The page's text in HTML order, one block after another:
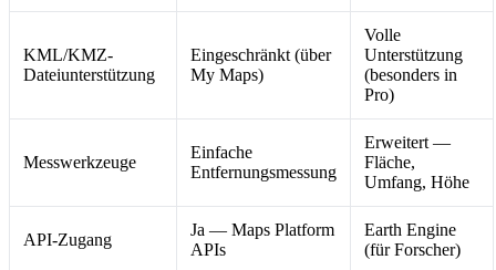
KML/KMZ-
Dateiunterstützung
Eingeschränkt (über
My Maps)
Volle
Unterstützung
(besonders in
Pro)
Messwerkzeuge
Einfache
Entfernungsmessung
Erweitert —
Fläche,
Umfang, Höhe
API-Zugang
Ja — Maps Platform
APIs
Earth Engine
(für Forscher)